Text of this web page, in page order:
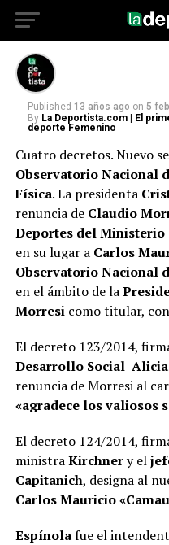
Ante la renuncia de Claudio
Published 13 años ago on 5
By La Deportista.com | El
deporte Femenino
Cuatro decretos. Nuevo
Observatorio Nacional
Física. La presidenta
renuncia deClaudio
Deportes del
en su lugar aCarlos
Observatorio Nacional
en el ámbito de la
Morresicomo titular,
El decreto 123/2014,
Desarrollo Social
renuncia de Morresi al
«agradece los valiosos
El decreto 124/2014,
ministraKirchnery el
Capitanich, designa al
Carlos Mauricio
Espínolafue el